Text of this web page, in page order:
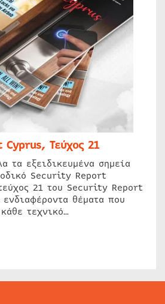
Τεύχος 21
τα εξειδικευμένα σημεία
Security Report
21 του Security Report
θέματα που
τεχνικό…